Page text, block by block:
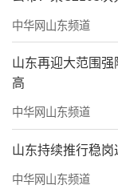
时到达
中华网山东频道
山东再迎大范围
高
中华网山东频道
山东持续推行稳
中华网山东频道